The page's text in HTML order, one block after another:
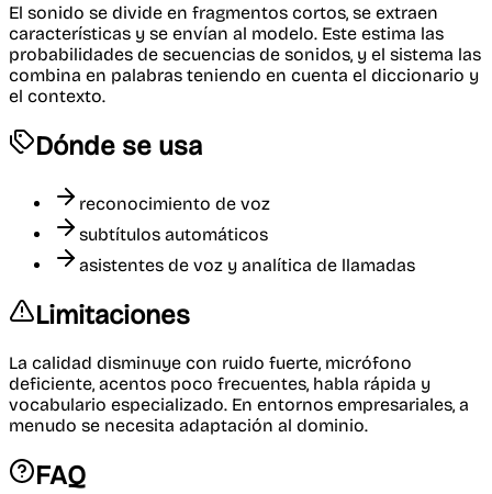
El sonido se divide en fragmentos cortos, se extraen
características y se envían al modelo. Este estima las
probabilidades de secuencias de sonidos, y el sistema las
combina en palabras teniendo en cuenta el diccionario y
el contexto.
Dónde se usa
reconocimiento de voz
subtítulos automáticos
asistentes de voz y analítica de llamadas
Limitaciones
La calidad disminuye con ruido fuerte, micrófono
deficiente, acentos poco frecuentes, habla rápida y
vocabulario especializado. En entornos empresariales, a
menudo se necesita adaptación al dominio.
FAQ